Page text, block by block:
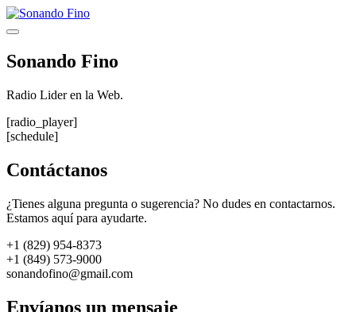
Saltar
al
Menú
Sonando Fino
Radio Lider en la Web.
[radio_player]
[schedule]
Contáctanos
¿Tienes alguna pregunta o sugerencia? No dudes en contactarnos.
Estamos aquí para ayudarte.
+1 (829) 954-8373
+1 (849) 573-9000
sonandofino@gmail.com
Envíanos un mensaje